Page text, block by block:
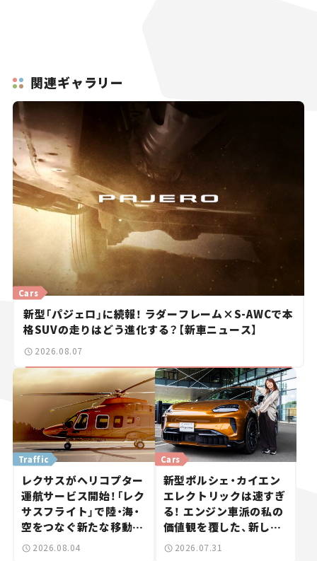
関連ギャラリー
Cars
新型「パジェロ」に続報！ ラダーフレーム×S-AWCで本
格SUVの走りはどう進化する？【新車ニュース】
2026.08.07
Traffic
レクサスがヘリコプター
運航サービス開始！「レク
サスフライト」で陸・海・
空をつなぐ新たな移動体
験とは
2026.08.04
Cars
新型ポルシェ・カイエン
エレクトリックは速すぎ
る！ エンジン車派の私の
価値観を覆した、新しい
ポルシェの走り。
2026.07.31